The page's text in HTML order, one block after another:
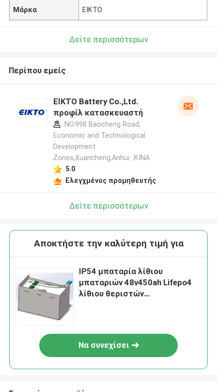
Μάρκα EIKTO
Δείτε περισσότερων
Περίπου εμείς
EIKTO Battery Co.,Ltd.
προφίλ κατασκευαστή
NO.998 Baocheng Road,
Economic and Technological
Development
Zones,Xuancheng,Anhui. ,ΚΙΝΑ
5.0
Ελεγχμένος προμηθευτής
Δείτε περισσότερων
Αποκτήστε την καλύτερη τιμή για
IP54 μπαταρία λίθιου
μπαταριών 48v450ah Lifepo4
λίθιου θεριστών
Να συνεχίσει